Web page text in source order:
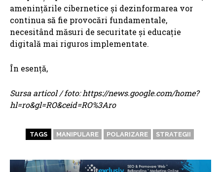
amenințările cibernetice și dezinformarea vor
continua să fie provocări fundamentale,
necesitând măsuri de securitate și educație
digitală mai riguros implementate.
În esență,
Sursa articol / foto: https://news.google.com/home?
hl=ro&gl=RO&ceid=RO%3Aro
TAGS MANIPULARE POLARIZARE STRATEGII